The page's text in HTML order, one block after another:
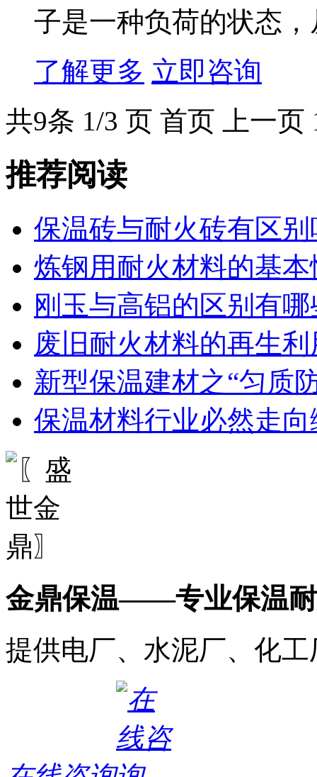
子是一种负荷的状态，
了解更多 立即咨询
共9条 1/3 页 首页 上一页
推荐阅读
保温砖与耐火砖有区别
炼钢用耐火材料的基本
刚玉与高铝的区别有哪
废旧耐火材料的再生利
新型保温建材之“匀质
保温材料行业必然走
金鼎保温——专业保温
提供电厂、水泥厂、化